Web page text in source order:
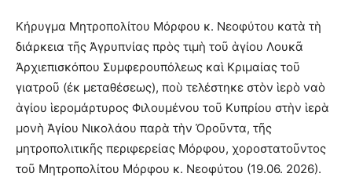
Κήρυγμα Μητροπολίτου Μόρφου κ. Νεοφύτου κατὰ τὴ
διάρκεια τῆς Ἀγρυπνίας πρὸς τιμὴ τοῦ ἁγίου Λουκᾶ
Ἀρχιεπισκόπου Συμφερουπόλεως καὶ Κριμαίας τοῦ
γιατροῦ (ἐκ μεταθέσεως), ποὺ τελέστηκε στὸν ἱερὸ ναὸ
ἁγίου ἱερομάρτυρος Φιλουμένου τοῦ Κυπρίου στὴν ἱερὰ
μονὴ Ἁγίου Νικολάου παρὰ τὴν Ὀροῦντα, τῆς
μητροπολιτικῆς περιφερείας Μόρφου, χοροστατοῦντος
τοῦ Μητροπολίτου Μόρφου κ. Νεοφύτου (19.06. 2026).